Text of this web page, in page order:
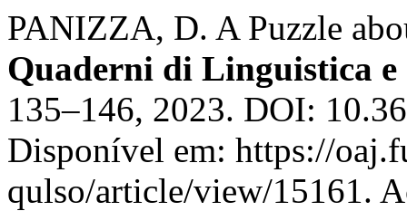
PANIZZA, D. A Puzzle
Quaderni di Linguistica
135–146, 2023. DOI:
Disponível em: https://
qulso/article/view/15161.